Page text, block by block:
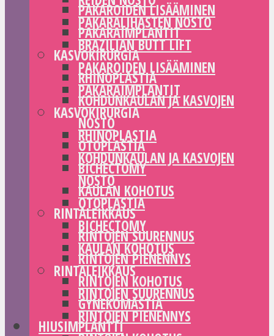
PAKAROIDEN LISÄÄMINEN
PAKARAIMPLANTIT
KASVOKIRURGIA
RHINOPLASTIA
KOHDUNKAULAN JA KASVOJEN
NOSTO
OTOPLASTIA
BICHECTOMY
KAULAN KOHOTUS
RINTALEIKKAUS
RINTOJEN SUURENNUS
RINTOJEN PIENENNYS
RINTOJEN KOHOTUS
GYNEKOMASTIA
HIUSIMPLANTTI
PAKARALIHASTEN NOSTO
BRAZILIAN BUTT LIFT
PAKAROIDEN LISÄÄMINEN
PAKARAIMPLANTIT
KASVOKIRURGIA
RHINOPLASTIA
KOHDUNKAULAN JA KASVOJEN
NOSTO
OTOPLASTIA
BICHECTOMY
KAULAN KOHOTUS
RINTALEIKKAUS
RINTOJEN SUURENNUS
RINTOJEN PIENENNYS